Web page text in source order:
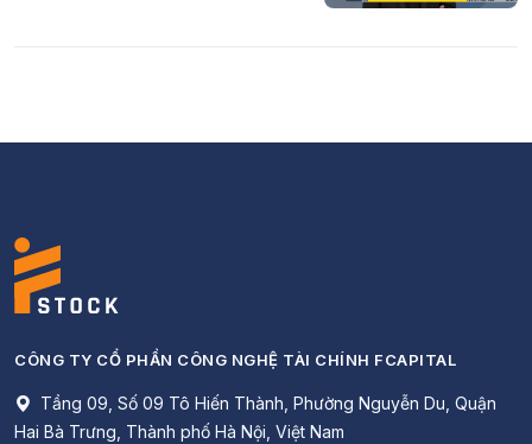
CÔNG TY CỔ PHẦN CÔNG NGHỆ TÀI CHÍNH FCAPITAL
Tầng 09, Số 09 Tô Hiến Thành, Phường Nguyễn Du, Quận
Hai Bà Trưng, Thành phố Hà Nội, Việt Nam